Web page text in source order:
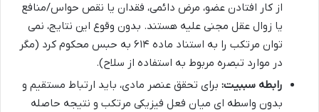
از کار افتادن عضو، مرض دائمی، فقدان یا نقص حواس/منافع
یا زوال عقل مجنی علیه هستند. بدون وقوع این نتایج، نمی
توان مرتکب را به استناد ماده ۶۱۴ به حبس محکوم کرد (مگر
در موارد تبصره مربوط به استفاده از سلاح).
رابطه سببیت: برای تحقق عنصر مادی، باید ارتباط مستقیم و
بدون واسطه ای میان فعل فیزیکی مرتکب و نتیجه حاصله